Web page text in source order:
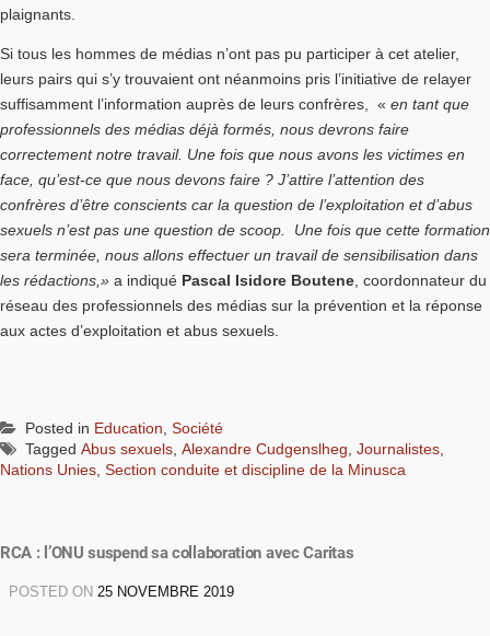
plaignants.
Si tous les hommes de médias n’ont pas pu participer à cet atelier,
leurs pairs qui s’y trouvaient ont néanmoins pris l’initiative de relayer
suffisamment l’information auprès de leurs confrères, « en tant que
professionnels des médias déjà formés, nous devrons faire
correctement notre travail. Une fois que nous avons les victimes en
face, qu’est-ce que nous devons faire ? J’attire l’attention des
confrères d’être conscients car la question de l’exploitation et d’abus
sexuels n’est pas une question de scoop. Une fois que cette formation
sera terminée, nous allons effectuer un travail de sensibilisation dans
les rédactions,» a indiqué Pascal Isidore Boutene , coordonnateur du
réseau des professionnels des médias sur la prévention et la réponse
aux actes d’exploitation et abus sexuels.
Posted in Education Société
Tagged Abus sexuels Alexandre Cudgenslheg Journalistes
Nations Unies Section conduite et discipline de la Minusca
RCA : l’ONU suspend sa collaboration avec Caritas
POSTED ON 25 NOVEMBRE 2019